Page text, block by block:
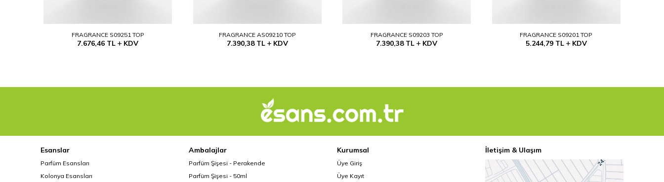
FRAGRANCE S09251 TOP
7.676,46 TL KDV
FRAGRANCE AS09210 TOP
7.390,38TL KDV
FRAGRANCE S09203 TOP
7.390,38TL KDV
FRAGRANCE S09201 TOP
5.244,79TL KDV
Esanslar
Parfüm Esansları
Kolonya Esansları
Ambalajlar
Parfüm Şişesi - Perakende
Parfüm Şişesi - 50ml
Kurumsal
Üye Giriş
Üye Kayıt
İletişim & Ulaşım